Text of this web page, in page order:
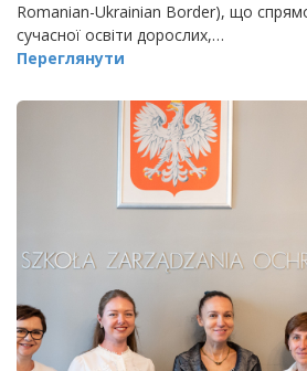
Romanian-Ukrainian Border), що
сучасної освіти дорослих,…
Переглянути